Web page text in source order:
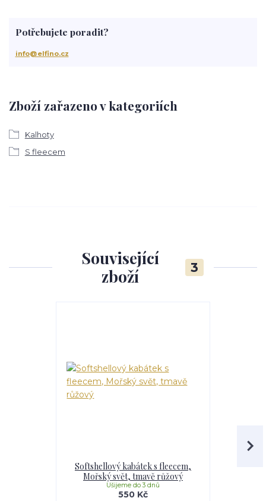
Zboží zařazeno v kategoriích
Kalhoty
S fleecem
Potřebujete poradit?
info@elfino.cz
Související
zboží
3
Softshellový kabátek s fleecem,
Mořský svět, tmavě růžový
550 Kč
Ušijeme do 3 dnů